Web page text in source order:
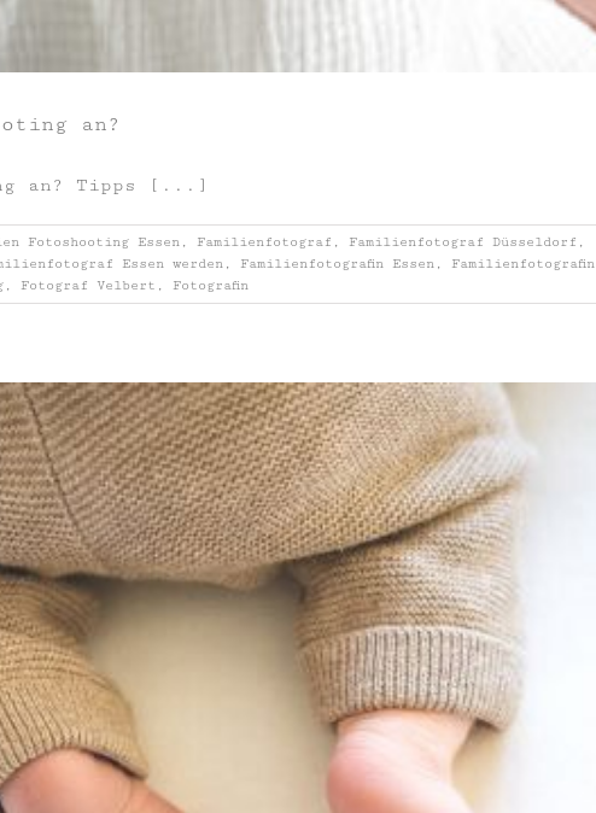
an?
an? Tipps [...]
Fotoshooting Essen , Familienfotograf , Familienfotograf Düsseldorf ,
Essen werden , Familienfotografin Essen , Familienfotografin
, Fotograf Velbert , Fotografin